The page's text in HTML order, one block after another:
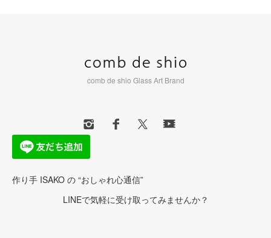
comb de shio Glass Art Brand
作り手 ISAKO の “おしゃれ心通信”
LINEで気軽に受け取ってみませんか？